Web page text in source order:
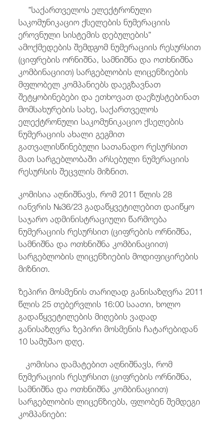
”საქართველოს ელექტრონული
საკომუნიკაციო ქსელების ნუმერაციის
ეროვნული სისტემის დებულების”
ამოქმედების შემდგომ ნუმერაციის რესურსით
(ციფრების ორნიშნა, სამნიშნა და ოთხნიშნა
კომბინაციით) სარგებლობის ლიცენზიების
მფლობელ კომპანიებს დაეგზავნათ
შეტყობინებები და ეთხოვათ დაეზუსტებინათ
მომსახურების სახე, საქართველოს
ელექტრონული საკომუნიკაციო ქსელების
ნუმერაციის ახალი გეგმით
გათვალისწინებული სათანადო რესურსით
მათ სარგებლობაში არსებული ნუმერაციის
რესურსის შეცვლის მიზნით.
კომისია აღნიშნავს, რომ 2011 წლის 28
იანვრის №36/23 გადაწყვეტილებით დაიწყო
საჯარო ადმინისტრაციული წარმოება
ნუმერაციის რესურსით (ციფრების ორნიშნა,
სამნიშნა და ოთხნიშნა კომბინაციით)
სარგებლობის ლიცენზიების მოდიფიცირების
მიზნით.
ზეპირი მოსმენის თარიღად განისაზღვრა 2011
წლის 25 თებერვლის 16:00 საათი, ხოლო
გადაწყვეტილების მიღების ვადად
განისაზღვრა ზეპირი მოსმენის ჩატარებიდან
10 სამუშაო დღე.
კომისია დამატებით აღნიშნავს, რომ
ნუმერაციის რესურსით (ციფრების ორნიშნა,
სამნიშნა და ოთხნიშნა კომბინაციით)
სარგებლობის ლიცენზიებს, ფლობენ შემდეგი
კომპანიები: